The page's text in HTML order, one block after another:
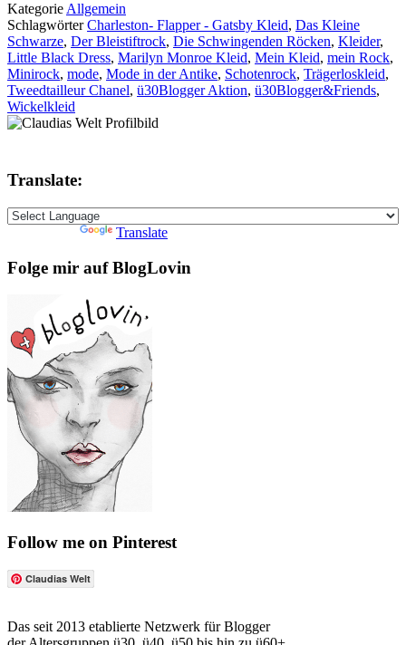
KategorieAllgemein
SchlagwörterCharleston- Flapper - Gatsby Kleid, Das Kleine
Schwarze, Der Bleistiftrock, Die Schwingenden Röcken, Kleider,
Little Black Dress, Marilyn Monroe Kleid, Mein Kleid, mein Rock,
Minirock, mode, Mode in der Antike, Schotenrock, Trägerloskleid,
Tweedtailleur Chanel, ü30Blogger Aktion, ü30Blogger&Friends,
Wickelkleid
Translate:
Translate
Folge mir auf BlogLovin
Follow me on Pinterest
Claudias Welt
Das seit 2013 etablierte Netzwerk für Blogger